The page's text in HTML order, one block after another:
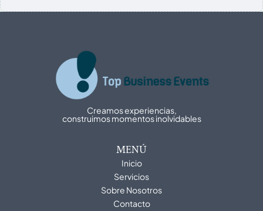
Creamos experiencias,
construimos momentos inolvidables
MENÚ
Inicio
Servicios
Sobre Nosotros
Contacto